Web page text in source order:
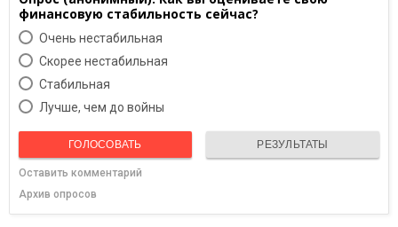
финансовую стабильность сейчас?
Очень нестабильная
Скорее нестабильная
Cтабильная
Лучше, чем до войны
ГОЛОСОВАТЬ РЕЗУЛЬТАТЫ
Оставить комментарий
Архив опросов